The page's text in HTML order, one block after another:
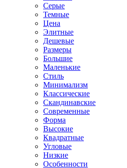
Серые
Темные
Цена
Элитные
Дешевые
Размеры
Большие
Маленькие
Стиль
Минимализм
Классические
Скандинавские
Современные
Форма
Высокие
Квадратные
Угловые
Низкие
Особенности